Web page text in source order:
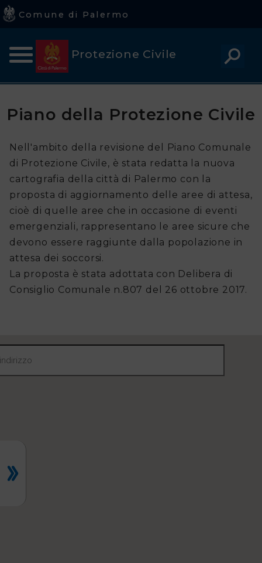
Comune
di
Palermo
Home
Chi
siamo
Avvisi
Rischi
Cosa
fare
regionali
alla
Comune di Palermo
Protezione Civile
Avvisi alla Popolazione
Piano della Protezione Civile
Nell'ambito della revisione del Piano Comunale
di Protezione Civile, è stata redatta la nuova
cartografia della città di Palermo con la
proposta di aggiornamento delle aree di attesa,
cioè di quelle aree che in occasione di eventi
emergenziali, rappresentano le aree sicure che
devono essere raggiunte dalla popolazione in
attesa dei soccorsi.
La proposta è stata adottata con Delibera di
Consiglio Comunale n.807 del 26 ottobre 2017.